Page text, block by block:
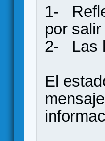
1-
por
2- Las
El